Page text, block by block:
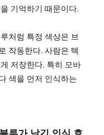
기억하기 때문이다.
처럼 특정 색상은 브
작동한다. 사람은 텍
저장한다. 특히 모바
색을 먼저 인식하는